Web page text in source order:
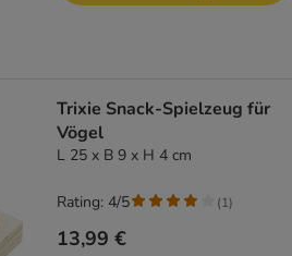
Trixie Snack-Spielzeug für
Vögel
L 25 x B 9 x H 4 cm
13,99 €
Rating: 4/5 (1)